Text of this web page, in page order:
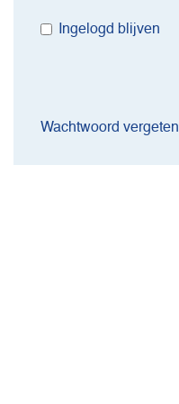
Ingelogd blijven
Wachtwoord vergeten